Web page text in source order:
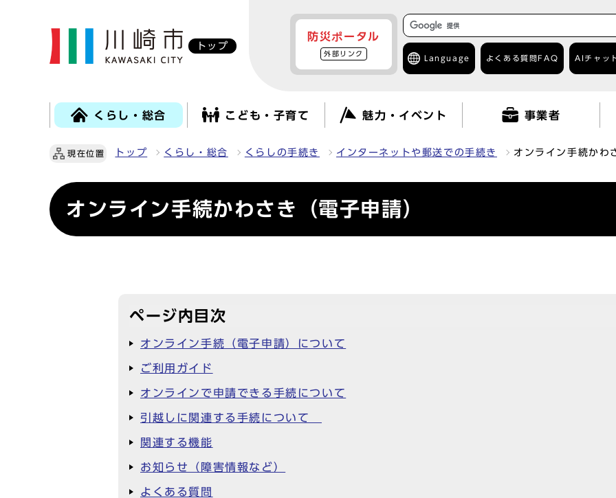
トップ
防災ポータル
外部リンク
Language よくある質問 FAQ AIチャッ
くらし・総合 こども・子育て 魅力・イベント 事業者
現在位置 トップ くらし・総合 くらしの手続き インターネットや郵送での手続き オンライン手続かわ
オンライン手続かわさき（電子申請）
ページ内目次
オンライン手続（電子申請）について
ご利用ガイド
オンラインで申請できる手続について
引越しに関連する手続について
関連する機能
お知らせ（障害情報など）
よくある質問